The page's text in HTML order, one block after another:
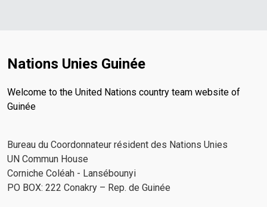
Nations Unies Guinée
Welcome to the United Nations country team website of
Guinée
Bureau du Coordonnateur résident des Nations Unies
UN Commun House
Corniche Coléah - Lansébounyi
PO BOX: 222 Conakry – Rep. de Guinée